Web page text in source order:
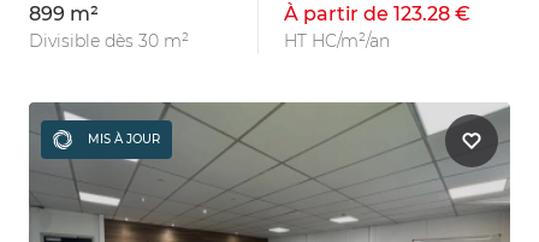
899 m²
Divisible dès 30 m²
À partir de 123.28 €
HT HC/m²/an
MIS À JOUR